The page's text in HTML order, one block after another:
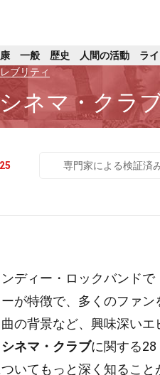
一般 歴史 人間の活動 ラ
ブリティ
ネマ・クラ
専門家による検証済
ディー・ロックバンドで
が特徴で、多くのファン
の背景など、興味深いエ
ネマ・クラブに関する28
いてもっと深く知ること